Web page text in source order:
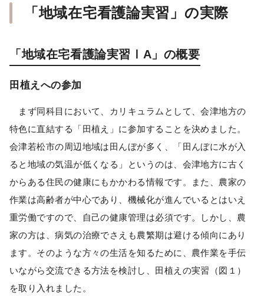
「地域在宅看護論実習」の実際
「地域在宅看護論実習ⅠA」の概要
田植えへの参加
まず同科目において、カリキュラムとして、会津地方の
特色に直結する「田植え」に参加することを決めました。
会津若松市の周辺地域は田んぼが多く、「田んぼに水が入
ると地域の気温が低くなる」というのは、会津地方に古く
からある住民の健康にもかかわる情報です。また、農家の
作業は高齢者が中心であり、機械化が進んでいるとはいえ
重労働ですので、自己の健康管理は必須です。しかし、農
家の方は、病気の治療でさえも農繁期は避ける傾向にあり
ます。そのような方々の生活を知るために、農作業を手伝
いながら交流できる方法を検討し、田植えの実習（図１）
を取り入れました。